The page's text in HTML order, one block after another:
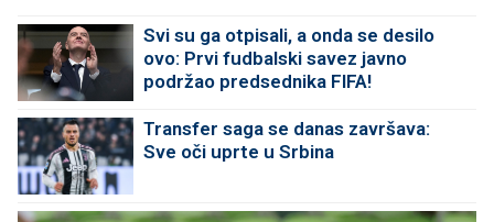
Svi su ga otpisali, a onda se desilo
ovo: Prvi fudbalski savez javno
podržao predsednika FIFA!
Transfer saga se danas završava:
Sve oči uprte u Srbina